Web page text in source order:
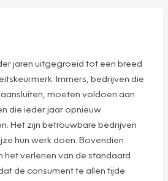
jaren uitgegroeid tot een breed
Immers, bedrijven die
aansluiten, moeten voldoen aan
die ieder jaar opnieuw
Het zijn betrouwbare bedrijven
hun werk doen. Bovendien
het verlenen van de standaard
de consument te allen tijde